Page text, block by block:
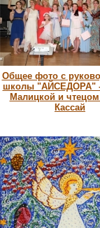
Общее фото с
школы "АЙСЕДОРА"
Малицкой и
Кассай